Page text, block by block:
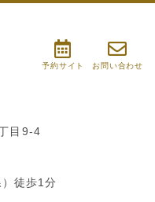
予約サイト お問い合わせ
目9-4
徒歩1分